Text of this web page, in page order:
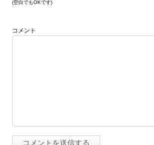
(空白でもOKです)
コメント